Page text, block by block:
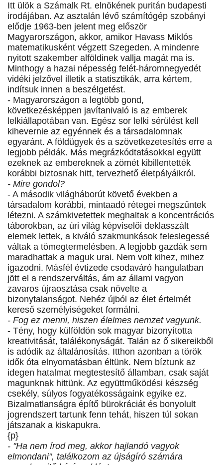
Itt ülök a Számalk Rt. elnökének puritán budapesti
irodájában. Az asztalán lévő számítógép szobányi
elődje 1963-ben jelent meg először
Magyarországon, akkor, amikor Havass Miklós
matematikusként végzett Szegeden. A mindenre
nyitott szakember alföldinek vallja magát ma is.
Minthogy a hazai népesség felét-háromnegyedét
vidéki jelzővel illetik a statisztikák, arra kértem,
indítsuk innen a beszélgetést.
- Magyarországon a legtöbb gond,
következésképpen javítanivaló is az emberek
lelkiállapotában van. Egész sor lelki sérülést kell
kihevernie az egyénnek és a társadalomnak
egyaránt. A földügyek és a szövetkezetesítés erre a
legjobb példák. Más megrázkódtatásokkal együtt
ezeknek az embereknek a zömét kibillentették
korábbi biztosnak hitt, tervezhető életpályáikról.
- Mire gondol?
- A második világháborút követő években a
társadalom korábbi, mintaadó rétegei megszűntek
létezni. A számkivetettek meghaltak a koncentrációs
táborokban, az úri világ képviselői deklasszált
elemek lettek, a kiváló szakmunkások feleslegessé
váltak a tömegtermelésben. A legjobb gazdák sem
maradhattak a maguk urai. Nem volt kihez, mihez
igazodni. Másfél évtizede csodaváró hangulatban
jött el a rendszerváltás, ám az állami vagyon
zavaros újraosztása csak növelte a
bizonytalanságot. Nehéz újból az élet értelmét
kereső személyiségeket formálni.
- Fog ez menni, hiszen élelmes nemzet vagyunk.
- Tény, hogy külföldön sok magyar bizonyította
kreativitását, találékonyságát. Talán az ő sikereikből
is adódik az általánosítás. Itthon azonban a török
idők óta elnyomatásban éltünk. Nem bíztunk az
idegen hatalmat megtestesítő államban, csak saját
magunknak hittünk. Az együttműködési készség
csekély, súlyos fogyatékosságaink egyike ez.
Bizalmatlanságra építő bürokráciát és bonyolult
jogrendszert tartunk fenn tehát, hiszen túl sokan
játszanak a kiskapukra.
{p}
- "Ha nem írod meg, akkor hajlandó vagyok
elmondani", találkozom az újságíró számára